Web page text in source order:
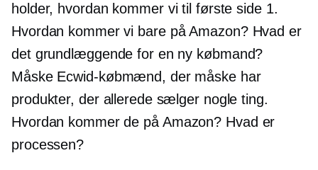
holder, hvordan kommer vi til første side 1.
Hvordan kommer vi bare på Amazon? Hvad er
det grundlæggende for en ny købmand?
Måske Ecwid-købmænd, der måske har
produkter, der allerede sælger nogle ting.
Hvordan kommer de på Amazon? Hvad er
processen?